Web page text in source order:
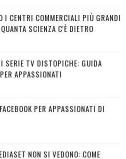
I CENTRI COMMERCIALI PIÙ GRANDI
SCIENZA C'È DIETRO
SERIE TV DISTOPICHE: GUIDA
APPASSIONATI
PER APPASSIONATI DI
NON SI VEDONO: COME